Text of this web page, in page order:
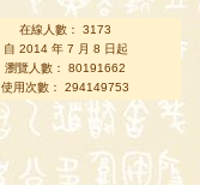
在線人數： 3173
自 2014 年 7 月 8 日起
瀏覽人數： 80191662
使用次數： 294149753